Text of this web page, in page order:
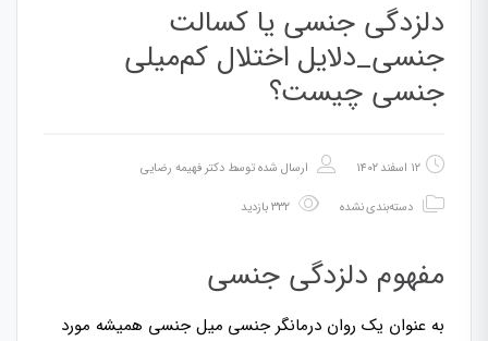
دلزدگی جنسی یا کسالت
جنسی_دلایل اختلال کم‌میلی
جنسی چیست؟
۱۲ اسفند ۱۴۰۲ ارسال شده توسطدکتر فهیمه رضایی
دسته‌بندی نشده ۳۳۲ بازدید
مفهوم دلزدگی جنسی
به عنوان یک روان درمانگر جنسی میل جنسی همیشه مورد